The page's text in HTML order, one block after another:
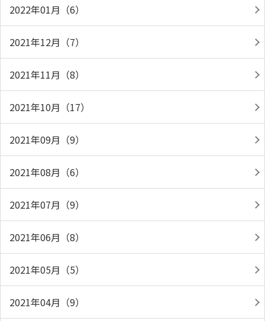
2022年01月（6）
2021年12月（7）
2021年11月（8）
2021年10月（17）
2021年09月（9）
2021年08月（6）
2021年07月（9）
2021年06月（8）
2021年05月（5）
2021年04月（9）